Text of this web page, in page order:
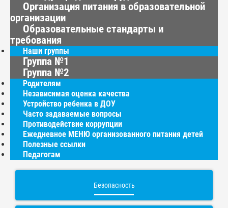
Организация питания в образовательной
организации
Образовательные стандарты и
требования
Наши группы
Группа №1
Группа №2
Родителям
Независимая оценка качества
Устройство ребенка в ДОУ
Часто задаваемые вопросы
Противодействие коррупции
Ежедневное МЕНЮ организованного питания детей
Полезные ссылки
Педагогам
Безопасность